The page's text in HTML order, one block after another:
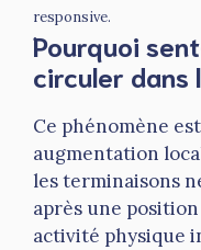
responsive.
Pourquoi
circuler dans
Ce phénomène
augmentation
les terminaisons
après une
activité physique